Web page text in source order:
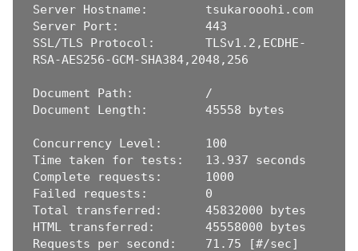
Server Hostname:        tsukarooohi.com
Server Port:            443
SSL/TLS Protocol:       TLSv1.2,ECDHE-
RSA-AES256-GCM-SHA384,2048,256
Document Path:          /
Document Length:        45558 bytes
Concurrency Level:      100
Time taken for tests:   13.937 seconds
Complete requests:      1000
Failed requests:        0
Total transferred:      45832000 bytes
HTML transferred:       45558000 bytes
Requests per second:    71.75 [#/sec]